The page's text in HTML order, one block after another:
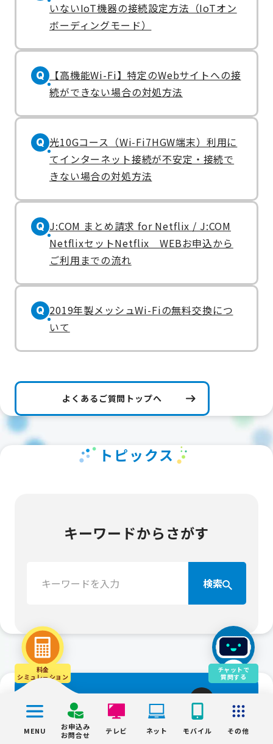
MENU
お申込み
お問合せ
テレビ ネット モバイル その他
いないIoT機器の接続設定方法（IoTオン
ボーディングモード）
Q
【高機能Wi-Fi】特定のWebサイトへの接
続ができない場合の対処方法
Q 光10Gコース（Wi‑Fi7HGW端末）利用に
てインターネット接続が不安定・接続で
きない場合の対処方法
Q J:COM まとめ請求 for Netflix / J:COM
NetflixセットNetflix WEBお申込から
ご利用までの流れ
Q 2019年製メッシュWi-Fiの無料交換につ
いて
よくあるご質問トップへ
トピックス
キーワードからさがす
索：
検索
お申込み・お問合せ
料金
シミュレ－ション
チャットで
質問する